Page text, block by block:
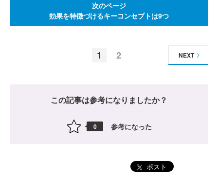
次のページ
効果を特徴づけるキーコンセプトは9つ
1 2 NEXT
この記事は参考になりましたか？
0 参考になった
ポスト